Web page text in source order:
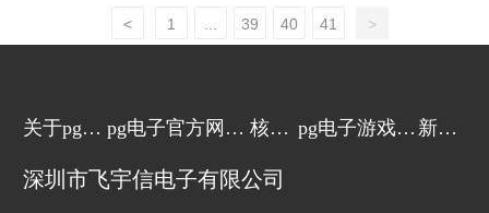
< 1 39 40 41 >
关于pg电 pg电子官方网站 核心 pg电子游戏的 新闻
深圳市飞宇信电子有限公司